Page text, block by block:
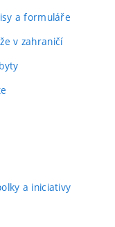
a formuláře
v zahraničí
a iniciativy